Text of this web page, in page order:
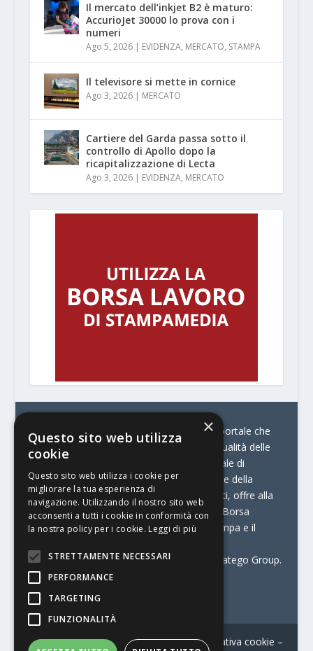
Il mercato dell’inkjet B2 è maturo:
AccurioJet 30000 lo prova con i
numeri
Ago 5, 2026| EVIDENZA, MERCATO, STAMPA
Il televisore si mette in cornice
Ago 3, 2026| MERCATO
Cartiere del Garda passa sotto il
controllo di Apollo dopo la
ricapitalizzazione di Lecta
Ago 3, 2026| EVIDENZA, MERCATO
© Stratego Group –
stampamedia.net è il portale che
racconta le innovazioni tecnologiche e l’attualità delle
aziende di stampa e di converting. È il portale di
riferimento per chi opera in Italia nel settore della
comunicazione stampata. Oltre ai contenuti, offre alla
propria community diversi servizi come:
la Borsa
Lavoro, la Print Connection, i Big della Stampa e il
Stampamedia.net è una delle testate di Stratego Group.
Partita IVA
Contatti–Informativa privacy–Informativa cookie –
×
Questo sito web utilizza
cookie
Questo sito web utilizza i cookie per
migliorare la tua esperienza di
navigazione. Utilizzando il nostro sito web
acconsenti a tutti i cookie in conformità con
la nostra policy per i cookie. Leggi di più
STRETTAMENTE NECESSARI
PERFORMANCE
TARGETING
FUNZIONALITÀ